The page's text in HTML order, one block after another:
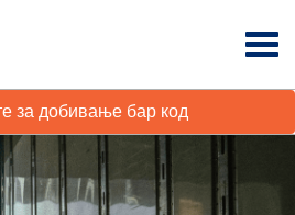
за добивање бар код